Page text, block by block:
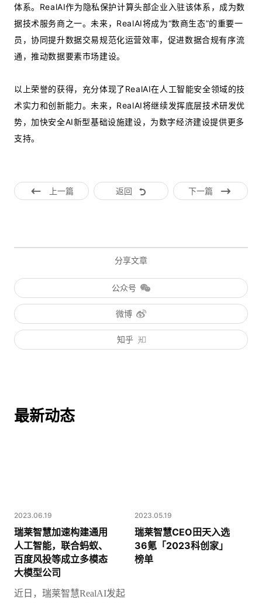
体系。RealAI作为隐私保护计算头部企业入驻该体系，成为数
据技术服务商之一。未来，RealAI将成为“数商生态”的重要一
员，协同提升数据交易规范化运营效率，促进数据合规有序流
通，推动数据要素市场建设。
以上荣誉的获得，充分体现了RealAI在人工智能安全领域的技
术实力和创新能力。未来，RealAI将继续发挥底层技术研发优
势，加快安全AI新型基础设施建设，为数字经济建设提供更多
支持。
上一篇 返回 下一篇
分享文章
公众号
微博
知乎
最新动态
2023.06.19
瑞莱智慧加速构建通用
人工智能，联合蚂蚁、
百度风投等成立多模态
大模型公司
近日，瑞莱智慧RealAI发起
2023.05.19
瑞莱智慧CEO田天入选
36氪「2023科创家」
榜单